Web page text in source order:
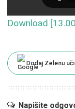
Download
Dodaj Zelenu
Napišite